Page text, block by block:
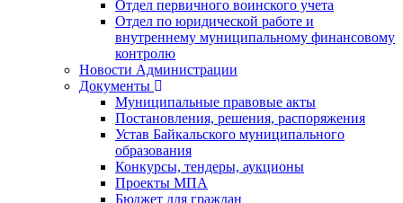
Отдел первичного воинского учета
Отдел по юридической работе и
внутреннему муниципальному финансовому
контролю
Новости Администрации
Документы
Муниципальные правовые акты
Постановления, решения, распоряжения
Устав Байкальского муниципального
образования
Конкурсы, тендеры, аукционы
Проекты МПА
Бюджет для граждан